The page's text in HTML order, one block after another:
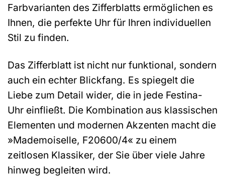
Farbvarianten des Zifferblatts ermöglichen es
Ihnen, die perfekte Uhr für Ihren individuellen
Stil zu finden.
Das Zifferblatt ist nicht nur funktional, sondern
auch ein echter Blickfang. Es spiegelt die
Liebe zum Detail wider, die in jede Festina-
Uhr einfließt. Die Kombination aus klassischen
Elementen und modernen Akzenten macht die
»Mademoiselle, F20600/4« zu einem
zeitlosen Klassiker, der Sie über viele Jahre
hinweg begleiten wird.